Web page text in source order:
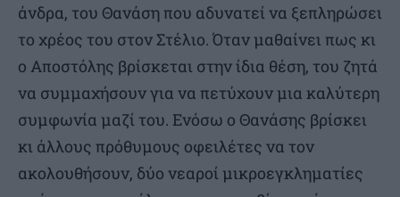
άνδρα, του Θανάση που αδυνατεί να ξεπληρώσει
το χρέος του στον Στέλιο. Όταν μαθαίνει πως κι
ο Αποστόλης βρίσκεται στην ίδια θέση, του ζητά
να συμμαχήσουν για να πετύχουν μια καλύτερη
συμφωνία μαζί του. Ενόσω ο Θανάσης βρίσκει
κι άλλους πρόθυμους οφειλέτες να τον
ακολουθήσουν, δύο νεαροί μικροεγκληματίες